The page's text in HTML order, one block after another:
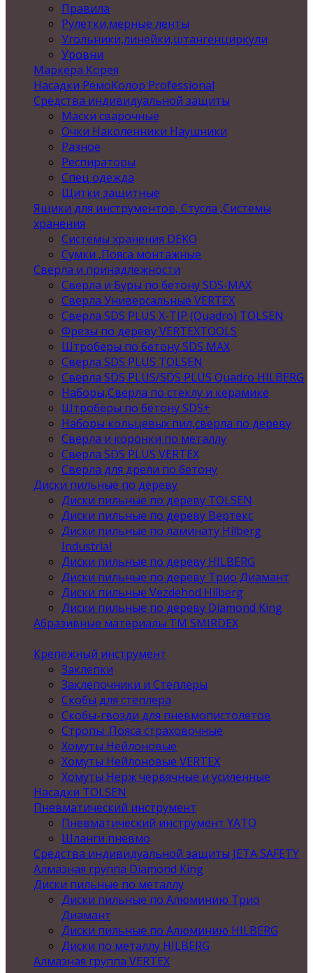
Правила
Рулетки,мерные ленты
Угольники,линейки,штангенциркули
Уровни
Маркера Корея
Насадки РемоКолор Professional
Средства индивидуальной защиты
Маски сварочные
Очки Наколенники Наушники
Разное
Респираторы
Спец одежда
Щитки защитные
Ящики для инструментов, Стусла ,Системы
хранения
Системы хранения DEKO
Сумки ,Пояса монтажные
Сверла и принадлежности
Сверла и Буры по бетону SDS-MAX
Сверла Универсальные VERTEX
Сверла SDS PLUS X-TIP (Quadro) TOLSEN
Фрезы по дереву VERTEXTOOLS
Штроберы по бетону SDS MAX
Сверла SDS PLUS TOLSEN
Сверла SDS PLUS/SDS PLUS Quadro HILBERG
Наборы,Сверла по стеклу и керамике
Штроберы по бетону SDS+
Наборы кольцевых пил,сверла по дереву
Сверла и коронки по металлу
Сверла SDS PLUS VERTEX
Сверла для дрели по бетону
Диски пильные по дереву
Диски пильные по дереву TOLSEN
Диски пильные по дереву Вертекс
Диски пильные по ламинату Hilberg
Industrial
Диски пильные по дереву HILBERG
Диски пильные по дереву Трио Диамант
Диски пильные Vezdehod Hilberg
Диски пильные по дереву Diamond King
Абразивные материалы ТМ SMIRDEX
Крепежный инструмент
Заклепки
Заклепочники и Степлеры
Скобы для степлера
Скобы-гвозди для пневмопистолетов
Стропы .Пояса страховочные
Хомуты Нейлоновые
Хомуты Нейлоновые VERTEX
Хомуты Нерж червячные и усиленные
Насадки TOLSEN
Пневматический инструмент
Пневматический инструмент YATO
Шланги пневмо
Средства индивидуальной защиты JETA SAFETY
Алмазная группа Diamond King
Диски пильные по металлу
Диски пильные по Алюминию Трио
Диамант
Диски пильные по Алюминию HILBERG
Диски по металлу HILBERG
Алмазная группа VERTEX